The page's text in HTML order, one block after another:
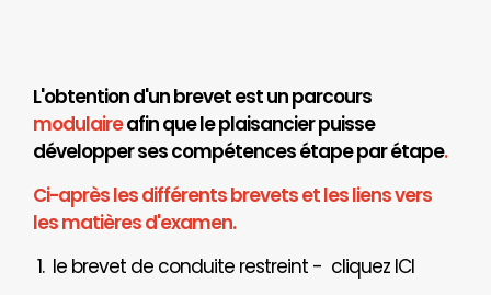
L'obtention d'un brevet est un parcours
modulaireafin que le plaisancier puisse
développer ses compétences étape par étape.
Ci-après les différents brevets et les liens vers
les matières d'examen.
1. le brevet de conduite restreint - cliquez ICI